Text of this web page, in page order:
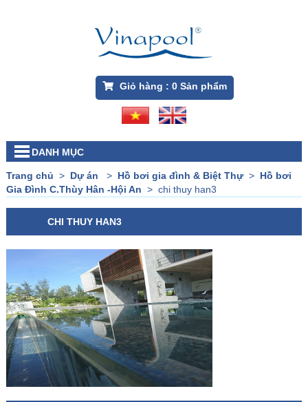
Giỏ hàng : 0Sản phẩm
DANH MỤC
Trang chủ > Dự án > Hồ bơi gia đình & Biệt Thự> Hồ bơi
Gia Đình C.Thùy Hân -Hội An > chi thuy han3
CHI THUY HAN3